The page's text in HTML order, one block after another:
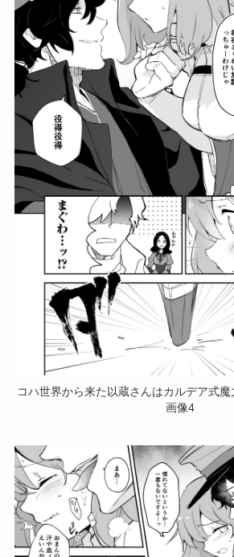
コハ世界から来た以蔵さんはカルデア式
画像4